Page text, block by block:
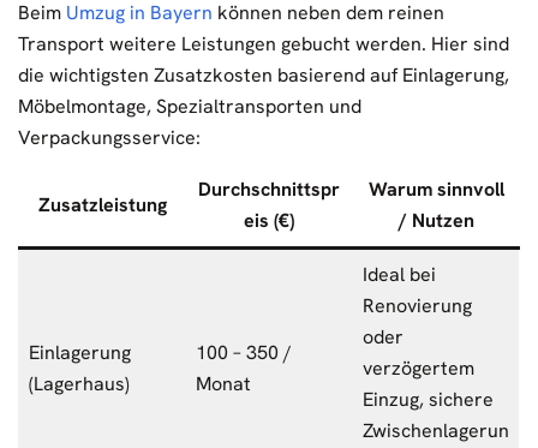
Beim Umzug in Bayern können neben dem reinen
Transport weitere Leistungen gebucht werden. Hier sind
die wichtigsten Zusatzkosten basierend auf Einlagerung,
Möbelmontage, Spezialtransporten und
Verpackungsservice:
Zusatzleistung
Durchschnittspr
eis (€)
Warum sinnvoll
/ Nutzen
Einlagerung
(Lagerhaus)
100 – 350 /
Monat
Ideal bei
Renovierung
oder
verzögertem
Einzug, sichere
Zwischenlagerun